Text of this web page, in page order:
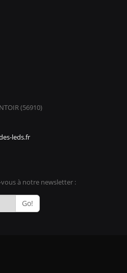
(56910)
leds.fr
à notre newsletter :
Go!